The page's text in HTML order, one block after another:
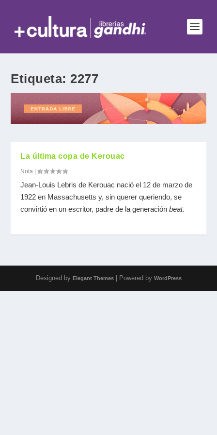
Etiqueta: 2277
La última copa de Kerouac
Nota |
Jean-Louis Lebris de Kerouac nació el 12 de marzo de
1922 en Massachusetts y, sin querer queriendo, se
convirtió en un escritor, padre de la generaciónbeat.
Designed by Elegant Themes| Powered by WordPress